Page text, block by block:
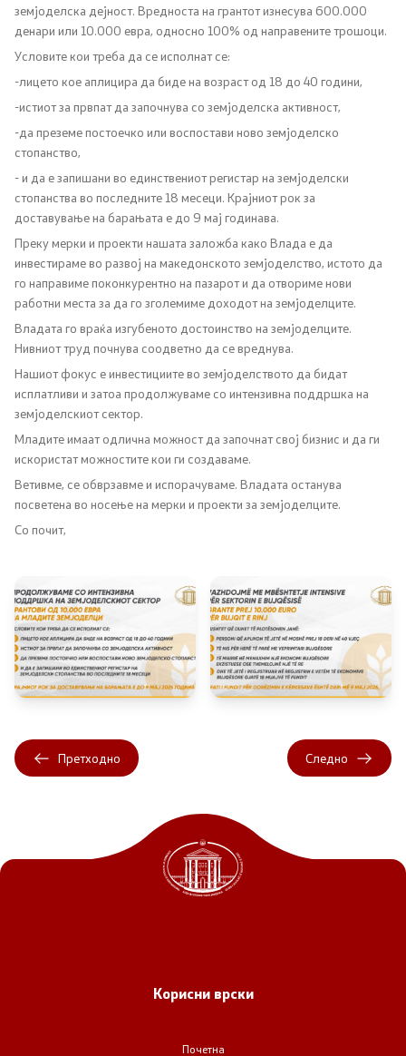
Комисии
Органи во состав
Национални координатори
Генерален Секретаријат
Односи со јавност
Канцеларија на портпарол
Медија центар
Отворена Влада
Отчетност
Финансии
Сервисни информации
Организација и систематизација
Регулатива
Отворени податоци
Контакт
Изјава за пристапност
земјоделска дејност. Вредноста на грантот изнесува 600.000
денари или 10.000 евра, односно 100% од направените трошоци.
Условите кои треба да се исполнат се:
-лицето кое аплицира да биде на возраст од 18 до 40 години,
-истиот за првпат да започнува со земјоделска активност,
-да преземе постоечко или воспостави ново земјоделско
стопанство,
- и да е запишани во единствениот регистар на земјоделски
стопанства во последните 18 месеци. Крајниот рок за
доставување на барањата е до 9 мај годинава.
Преку мерки и проекти нашата заложба како Влада е да
инвестираме во развој на македонското земјоделство, истото да
го направиме поконкурентно на пазарот и да отвориме нови
работни места за да го зголемиме доходот на земјоделците.
Владата го враќа изгубеното достоинство на земјоделците.
Нивниот труд почнува соодветно да се вреднува.
Нашиот фокус е инвестициите во земјоделството да бидат
исплатливи и затоа продолжуваме со интензивна поддршка на
земјоделскиот сектор.
Младите имаат одлична можност да започнат свој бизнис и да ги
искористат можностите кои ги создаваме.
Ветивме, се обврзавме и испорачуваме. Владата останува
посветена во носење на мерки и проекти за земјоделците.
Со почит,
Претходно Следно
Корисни врски
Почетна